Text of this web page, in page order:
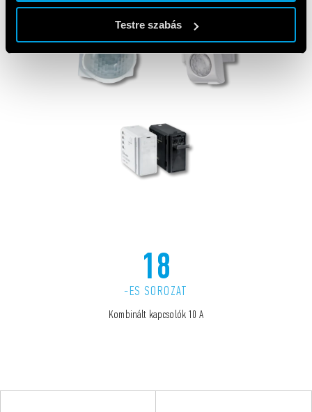
Testre szabás
18
-ES SOROZAT
Kombinált kapcsolók 10 A